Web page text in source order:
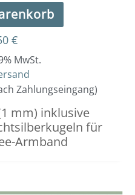
€
MwSt.
Zahlungseingang)
mm) inklusive
für
Armband